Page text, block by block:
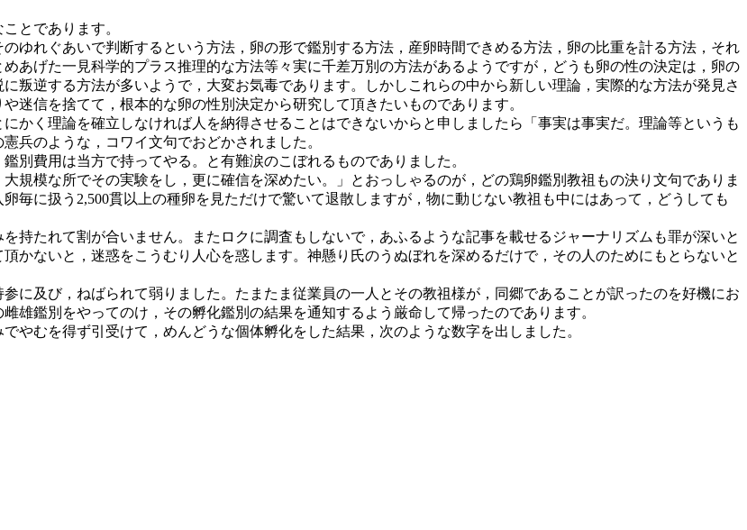
とであります。
ゆれぐあいで判断するという方法，卵の形で鑑別する方法，産卵時間できめる方法，卵の比重を計る方法，それ
あげた一見科学的プラス推理的な方法等々実に千差万別の方法があるようですが，どうも卵の性の決定は，卵の
叛逆する方法が多いようで，大変お気毒であります。しかしこれらの中から新しい理論，実際的な方法が発見さ
迷信を捨てて，根本的な卵の性別決定から研究して頂きたいものであります。
かく理論を確立しなければ人を納得させることはできないからと申しましたら「事実は事実だ。理論等というも
兵のような，コワイ文句でおどかされました。
費用は当方で持ってやる。と有難涙のこぼれるものでありました。
模な所でその実験をし，更に確信を深めたい。」とおっしゃるのが，どの鶏卵鑑別教祖もの決り文句でありま
毎に扱う2,500貫以上の種卵を見ただけで驚いて退散しますが，物に動じない教祖も中にはあって，どうしても
持たれて割が合いません。またロクに調査もしないで，あふるような記事を載せるジャーナリズムも罪が深いと
かないと，迷惑をこうむり人心を惑します。神懸り氏のうぬぼれを深めるだけで，その人のためにもとらないと
に及び，ねばられて弱りました。たまたま従業員の一人とその教祖様が，同郷であることが訳ったのを好機にお
雄鑑別をやってのけ，その孵化鑑別の結果を通知するよう厳命して帰ったのであります。
むを得ず引受けて，めんどうな個体孵化をした結果，次のような数字を出しました。